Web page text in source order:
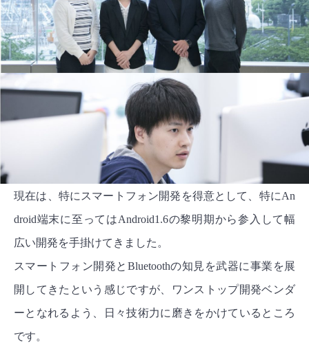
現在は、特にスマートフォン開発を得意として、特にAn
droid端末に至ってはAndroid1.6の黎明期から参入して幅
広い開発を手掛けてきました。
スマートフォン開発とBluetoothの知見を武器に事業を展
開してきたという感じですが、ワンストップ開発ベンダ
ーとなれるよう、日々技術力に磨きをかけているところ
です。